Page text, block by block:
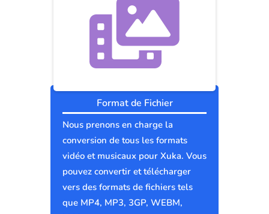
Format de Fichier
Nous prenons en charge la
conversion de tous les formats
vidéo et musicaux pour Xuka. Vous
pouvez convertir et télécharger
vers des formats de fichiers tels
que MP4, MP3, 3GP, WEBM,